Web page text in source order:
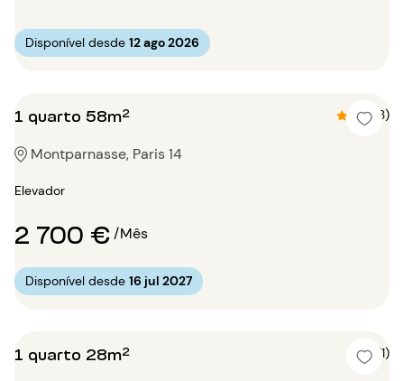
Disponível desde 12 ago 2026
1 quarto 58m² 4.3 (3)
Montparnasse, Paris 14
Elevador
2 700 €/Mês
Disponível desde 16 jul 2027
1 quarto 28m² 4 (1)